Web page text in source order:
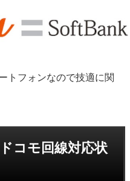
トフォンなので技適に関
コモ回線対応状